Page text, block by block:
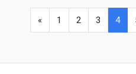
« 1 2 3 4